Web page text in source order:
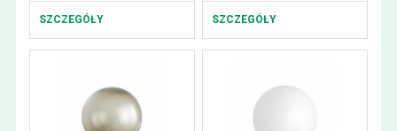
SZCZEGÓŁY SZCZEGÓŁY